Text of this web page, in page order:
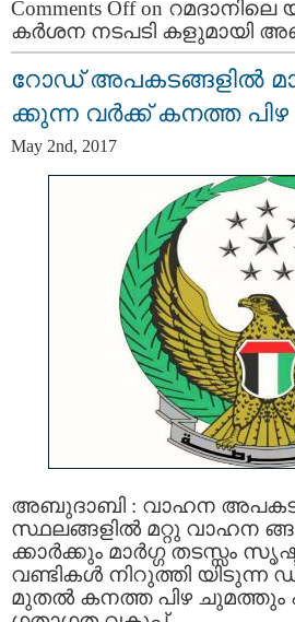
Comments Offon റമദാനിലെ
കർശന നടപടി കളുമായി
റോഡ് അപകടങ്ങളില്‍
ക്കുന്ന വർക്ക് കനത്ത പിഴ
May 2nd, 2017
അബുദാബി : വാഹന
സ്ഥലങ്ങളിൽ മറ്റു വാഹന
ക്കാർക്കും മാർഗ്ഗ തടസ്സം
വണ്ടികൾ നിറുത്തി യിടുന്ന
മുതൽ കനത്ത പിഴ